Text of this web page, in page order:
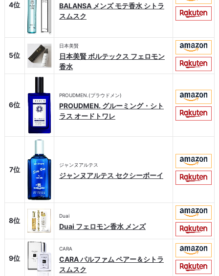
4位
BALANSA メンズ モテ香水 シトラ
スムスク
5位
日本美賢
日本美賢 ボルテックス フェロモン
香水
6位
PROUDMEN.(プラウドメン)
PROUDMEN. グルーミング・シト
ラス オードトワレ
7位
ジャンヌアルテス
ジャンヌアルテス セクシーボーイ
8位
Duai
Duai フェロモン香水 メンズ
9位
CARA
CARA パルファム ペアー＆シトラ
スムスク